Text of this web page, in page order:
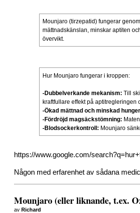
Mounjaro (tirzepatid) fungerar
mättnadskänslan, minskar aptiten
övervikt.
Hur Mounjaro fungerar i kroppen:
-Dubbelverkande mekanism: Till
kraftfullare effekt på aptitregleringen
-Ökad mättnad och minskad
-Fördröjd magsäckstömning:
-Blodsockerkontroll: Mounjaro
https://www.google.com/
Någon med erfarenhet av sådana
Mounjaro (eller liknande, t.ex.
avRichard